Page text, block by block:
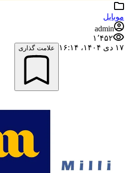
موبایل
admin
۱٬۴۵۲
۱۷ دی ۱۴۰۴،‏ ۱۶:۱۴
علامت گذاری